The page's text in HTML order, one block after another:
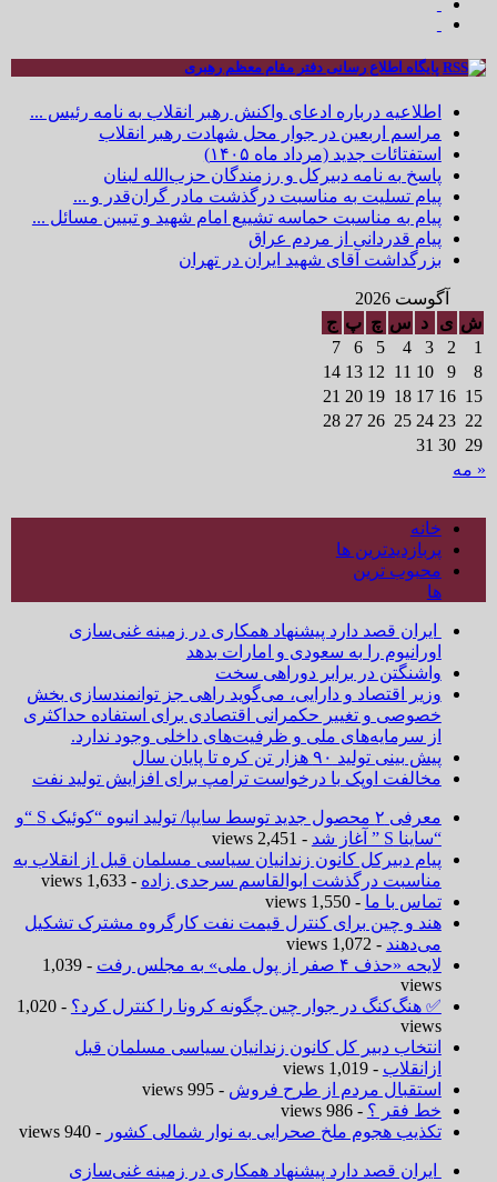
پایگاه اطلاع رسانی دفتر مقام معظم رهبری
اطلاعیه درباره ادعای واکنش رهبر انقلاب به نامه رئیس ...
مراسم اربعین در جوار محل شهادت رهبر انقلاب
استفتائات جدید (مرداد ماه ۱۴۰۵)
پاسخ به نامه دبیرکل و رزمندگان حزب‌الله لبنان
پیام تسلیت به مناسبت درگذشت مادر گران‌قدر و ...
پیام به مناسبت حماسه تشییع امام شهید و تبیین مسائل ...
پیام قدردانی از مردم عراق
بزرگداشت آقای شهید ایران در تهران
آگوست 2026
ش ی د س چ پ ج
1
2
3
4
5
6
7
8
9
10
11
12
13
14
15
16
17
18
19
20
21
22
23
24
25
26
27
28
29
30
31
« مه
خانه
پربازدیدترین ها
محبوب ترین
ها
ایران قصد دارد پیشنهاد همکاری در زمینه غنی‌سازی
اورانیوم را به سعودی و امارات بدهد
واشنگتن در برابر دوراهی سخت
وزیر اقتصاد و دارایی، می‌گوید راهی جز توانمندسازی بخش
خصوصی و تغییر حکمرانی اقتصادی برای استفاده حداکثری
از سرمایه‌های ملی و ظرفیت‌های داخلی وجود ندارد.
پیش بینی تولید ۹۰ هزار تن کره تا پایان سال
مخالفت اوپک با درخواست ترامپ برای افزایش تولید نفت
معرفی ۲ محصول جدید توسط سایپا/ تولید انبوه “کوئیک S “و
“ساینا S ” آغاز شد
- 2,451 views
پیام دبیرکل کانون زندانیان سیاسی مسلمان قبل از انقلاب به
مناسبت درگذشت ابوالقاسم سرحدی زاده - 1,633 views
تماس با ما - 1,550 views
هند و چین برای کنترل قیمت نفت کارگروه مشترک تشکیل
می‌دهند - 1,072 views
لایحه «حذف ۴ صفر از پول ملی» به مجلس رفت
- 1,039
views
✅ هنگ‌کنگ در جوار چین چگونه کرونا را کنترل کرد؟
- 1,020
views
انتخاب دبیر کل کانون زندانیان سیاسی مسلمان قبل
ازانقلاب - 1,019 views
استقبال مردم از طرح فروش - 995 views
خط فقر ؟ - 986 views
تکذیب هجوم ملخ صحرایی به نوار شمالی کشور - 940 views
ایران قصد دارد پیشنهاد همکاری در زمینه غنی‌سازی